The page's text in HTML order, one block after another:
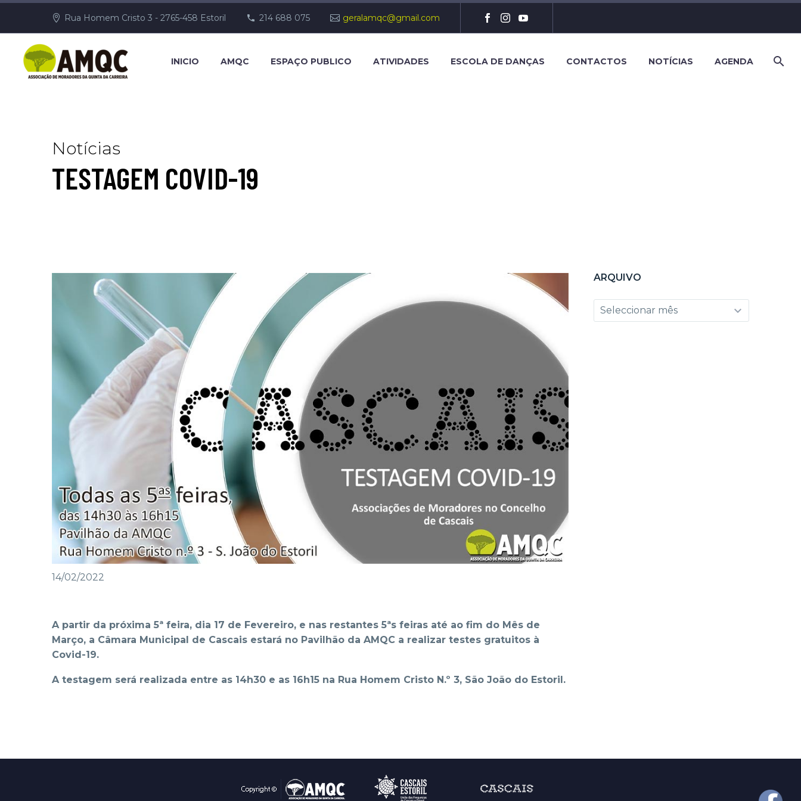
Rua Homem Cristo 3 - 2765-458 Estoril 214 688 075 geralamqc@gmail.com
INICIO AMQC ESPAÇO PUBLICO ATIVIDADES ESCOLA DE DANÇAS CONTACTOS NOTÍCIAS AGENDA
Notícias
TESTAGEM COVID-19
14/02/2022
A partir da próxima 5ª feira, dia 17 de Fevereiro, e nas restantes 5ªs feiras até ao fim do Mês de
Março, a Câmara Municipal de Cascais estará no Pavilhão da AMQC a realizar testes gratuitos à
Covid-19.
A testagem será realizada entre as 14h30 e as 16h15 na Rua Homem Cristo N.º 3, São João do Estoril.
ARQUIVO
Arquivo
Seleccionar mês